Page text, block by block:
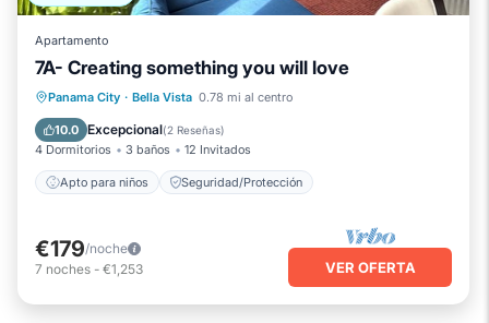
Apartamento
7A- Creating something you will love
Panama City · Bella Vista 0.78 mi al centro
10.0 Excepcional(2 Reseñas)
4 Dormitorios 3 baños 12 Invitados
Apto para niños Seguridad/Protección
Apto para niños
€179/noche
7 noches - €1,253 VER OFERTA